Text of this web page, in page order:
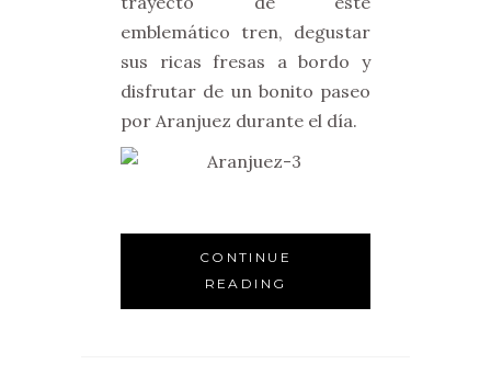
emblemático tren, degustar
sus ricas fresas a bordo y
disfrutar de un bonito paseo
por Aranjuez durante el día.
CONTINUE
READING